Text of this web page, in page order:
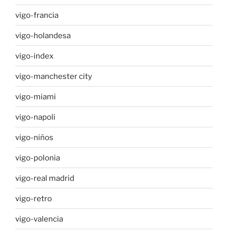
vigo-francia
vigo-holandesa
vigo-index
vigo-manchester city
vigo-miami
vigo-napoli
vigo-niños
vigo-polonia
vigo-real madrid
vigo-retro
vigo-valencia